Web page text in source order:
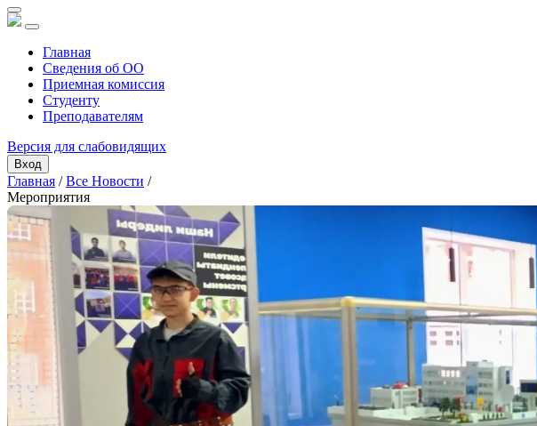
Главная
Сведения об ОО
Приемная комиссия
Студенту
Преподавателям
Версия для слабовидящих
Вход
Главная /Все Новости /
Мероприятия